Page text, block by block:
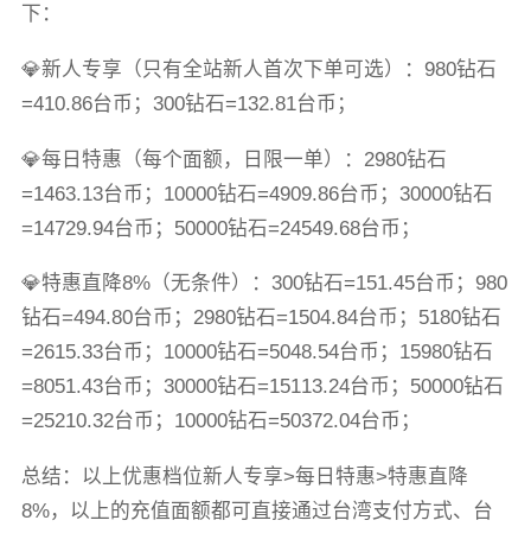
下：
💎新人专享（只有全站新人首次下单可选）：980钻石
=410.86台币；300钻石=132.81台币；
💎每日特惠（每个面额，日限一单）：2980钻石
=1463.13台币；10000钻石=4909.86台币；30000钻石
=14729.94台币；50000钻石=24549.68台币；
💎特惠直降8%（无条件）：300钻石=151.45台币；980
钻石=494.80台币；2980钻石=1504.84台币；5180钻石
=2615.33台币；10000钻石=5048.54台币；15980钻石
=8051.43台币；30000钻石=15113.24台币；50000钻石
=25210.32台币；10000钻石=50372.04台币；
总结：以上优惠档位新人专享>每日特惠>特惠直降
8%，以上的充值面额都可直接通过台湾支付方式、台